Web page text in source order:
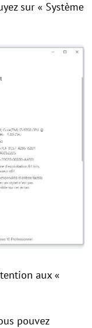
sur « Système
aux «
pouvez